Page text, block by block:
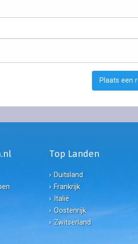
Plaats een
Top Landen
Duitsland
Frankrijk
Italië
Oostenrijk
Zwitserland